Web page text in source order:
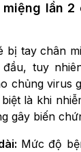
lần 2
bị tay chân
tuy
chủng virus
là khi
gây biến
Mức độ